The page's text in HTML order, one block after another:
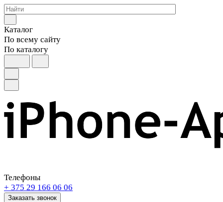
Каталог
По всему сайту
По каталогу
Телефоны
+ 375 29 166 06 06
Заказать звонок